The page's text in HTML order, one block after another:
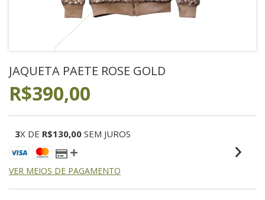
JAQUETA PAETE ROSE GOLD
R$390,00
3X DE R$130,00 SEM JUROS
VER MEIOS DE PAGAMENTO